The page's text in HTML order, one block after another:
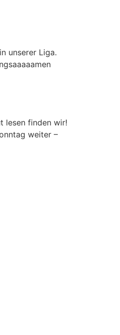
unserer Liga.
lesen finden wir!
weiter –